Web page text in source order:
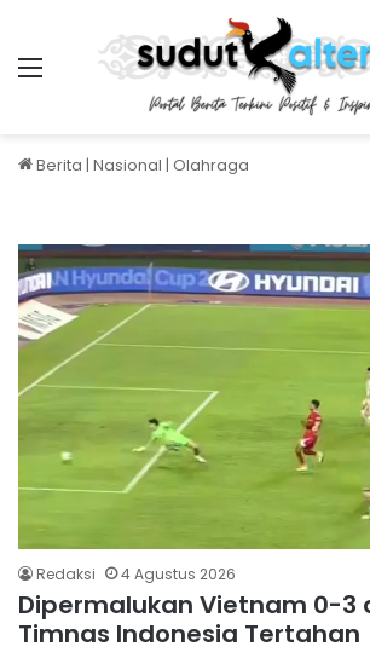
Berita | Nasional | Olahraga
Redaksi 4 Agustus 2026
Dipermalukan Vietnam 0-3
Timnas Indonesia Tertahan